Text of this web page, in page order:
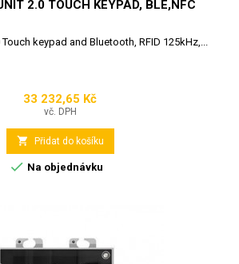
2.0 TOUCH KEYPAD, BLE,NFC
keypad and Bluetooth, RFID 125kHz,...
Cena
33 232,65 Kč
vč. DPH
 Přidat do košíku
 Na objednávku